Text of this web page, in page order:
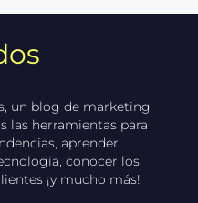
un blog de marketing
las herramientas para
aprender
conocer los
¡y mucho más!